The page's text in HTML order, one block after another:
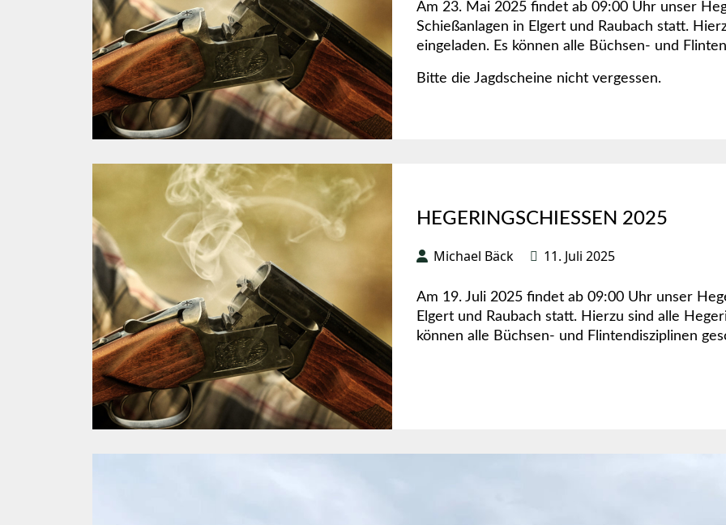
Am 23. Mai 2025 findet ab 09:00 Uhr unser
Schießanlagen in Elgert und Raubach statt.
eingeladen. Es können alle Büchsen- und
Bitte die Jagdscheine nicht vergessen.
HEGERINGSCHIESSEN 2025
Michael Bäck 11. Juli 2025
Am 19. Juli 2025 findet ab 09:00 Uhr unser
Elgert und Raubach statt. Hierzu sind alle
können alle Büchsen- und Flintendisziplinen